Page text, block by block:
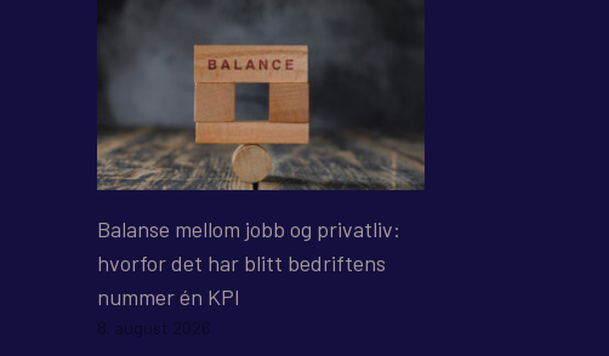
Balanse mellom jobb og privatliv:
hvorfor det har blitt bedriftens
nummer én KPI
8. august 2026